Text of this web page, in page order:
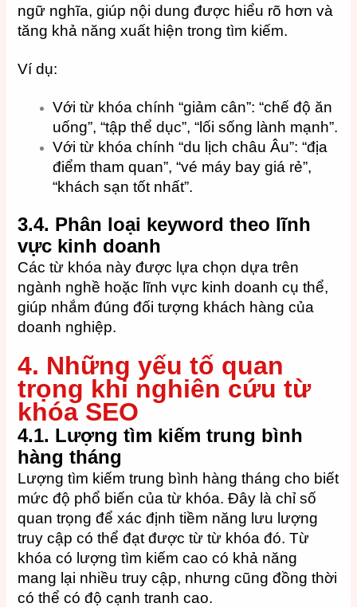
ngữ nghĩa, giúp nội dung được hiểu rõ hơn và
tăng khả năng xuất hiện trong tìm kiếm.
Ví dụ:
Với từ khóa chính “giảm cân”: “chế độ ăn
uống”, “tập thể dục”, “lối sống lành mạnh”.
Với từ khóa chính “du lịch châu Âu”: “địa
điểm tham quan”, “vé máy bay giá rẻ”,
“khách sạn tốt nhất”.
3.4. Phân loại keyword theo lĩnh
vực kinh doanh
Các từ khóa này được lựa chọn dựa trên
ngành nghề hoặc lĩnh vực kinh doanh cụ thể,
giúp nhắm đúng đối tượng khách hàng của
doanh nghiệp.
4. Những yếu tố quan
trọng khi nghiên cứu từ
khóa SEO
4.1. Lượng tìm kiếm trung bình
hàng tháng
Lượng tìm kiếm trung bình hàng tháng cho biết
mức độ phổ biến của từ khóa. Đây là chỉ số
quan trọng để xác định tiềm năng lưu lượng
truy cập có thể đạt được từ từ khóa đó. Từ
khóa có lượng tìm kiếm cao có khả năng
mang lại nhiều truy cập, nhưng cũng đồng thời
có thể có độ cạnh tranh cao.